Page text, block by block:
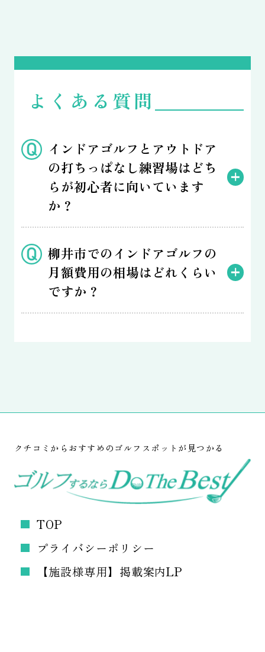
よくある質問
インドアゴルフとアウトドア
の打ちっぱなし練習場はどち
らが初心者に向いています
か？
柳井市でのインドアゴルフの
月額費用の相場はどれくらい
ですか？
クチコミからおすすめのゴルフスポットが見つかる
TOP
プライバシーポリシー
【施設様専用】掲載案内LP